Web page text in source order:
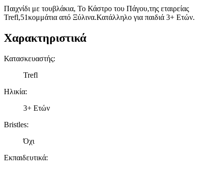
Παιχνίδι με τουβλάκια, Το Κάστρο του Πάγου,της εταιρείας
Trefl,51κομμάτια από Ξύλινα.Κατάλληλο για παιδιά 3+ Ετών.
Χαρακτηριστικά
Κατασκευαστής:
Trefl
Ηλικία:
3+ Ετών
Bristles:
Όχι
Εκπαιδευτικά: